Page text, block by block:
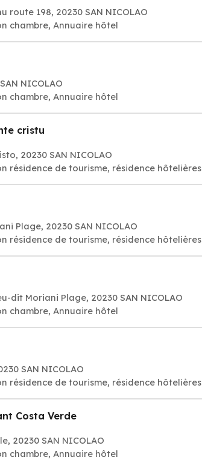
route 198, 20230 SAN NICOLAO
chambre, Annuaire hôtel
NICOLAO
chambre, Annuaire hôtel
cristu
20230 SAN NICOLAO
résidence de tourisme, résidence hôtelières
Plage, 20230 SAN NICOLAO
résidence de tourisme, résidence hôtelières
dit Moriani Plage, 20230 SAN NICOLAO
chambre, Annuaire hôtel
SAN NICOLAO
résidence de tourisme, résidence hôtelières
Costa Verde
20230 SAN NICOLAO
chambre, Annuaire hôtel